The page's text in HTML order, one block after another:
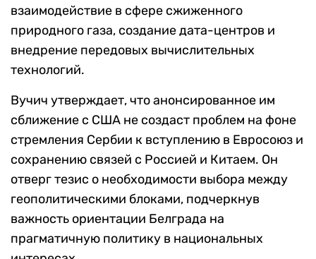
взаимодействие в сфере сжиженного
природного газа, создание дата-центров и
внедрение передовых вычислительных
технологий.
Вучич утверждает, что анонсированное им
сближение с США не создаст проблем на фоне
стремления Сербии к вступлению в Евросоюз и
сохранению связей с Россией и Китаем. Он
отверг тезис о необходимости выбора между
геополитическими блоками, подчеркнув
важность ориентации Белграда на
прагматичную политику в национальных